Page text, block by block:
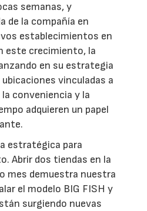
semanas, y
de la compañía en
establecimientos en
este crecimiento, la
en su estrategia
vinculadas a
conveniencia y la
adquieren un papel
estratégica para
Abrir dos tiendas en la
mes demuestra nuestra
el modelo BIG FISH y
surgiendo nuevas